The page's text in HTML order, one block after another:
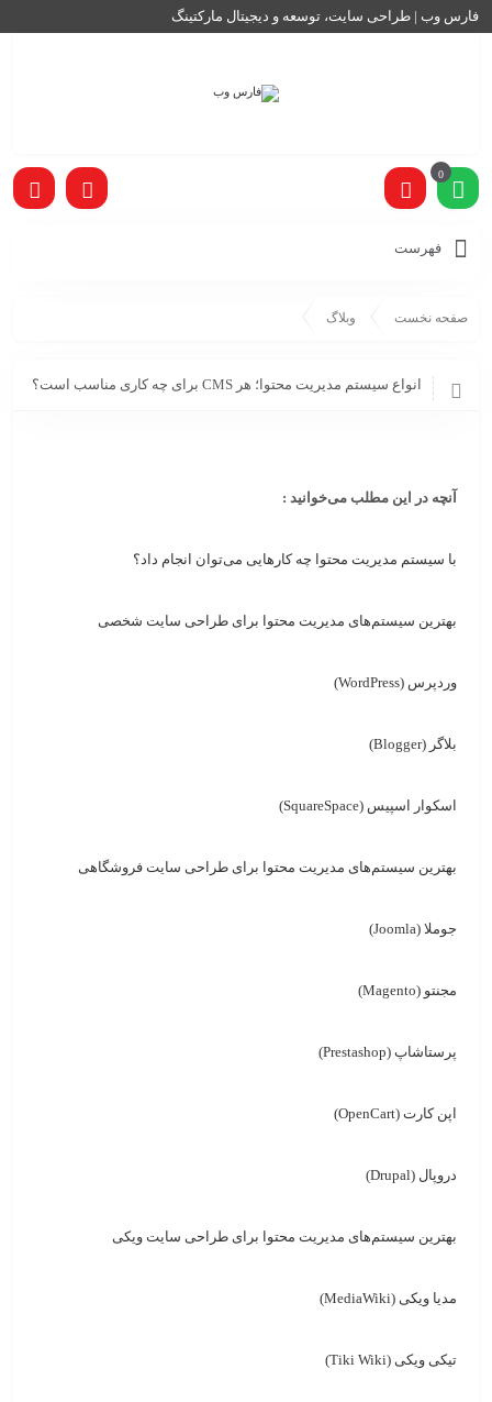
فارس وب | طراحی سایت، توسعه و دیجیتال مارکتینگ
0
فهرست
صفحه نخست وبلاگ
انواع سیستم مدیریت محتوا؛ هر CMS برای چه کاری مناسب است؟
آنچه در این مطلب می‌خوانید :
با سیستم مدیریت محتوا چه کارهایی می‌توان انجام داد؟
بهترین سیستم‌های مدیریت محتوا برای طراحی سایت شخصی
وردپرس (WordPress)
بلاگر (Blogger)
اسکوار اسپیس (SquareSpace)
بهترین سیستم‌های مدیریت محتوا برای طراحی سایت فروشگاهی
جوملا (Joomla)
مجنتو (Magento)
پرستاشاپ (Prestashop)
اپن کارت (OpenCart)
دروپال (Drupal)
بهترین سیستم‌های مدیریت محتوا برای طراحی سایت ویکی
مدیا ویکی (MediaWiki)
تیکی ویکی (Tiki Wiki)